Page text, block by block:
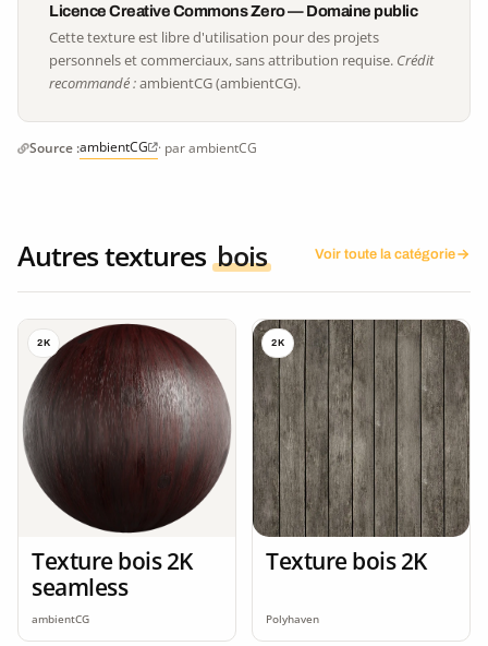
Licence Creative Commons Zero — Domaine public
Cette texture est libre d'utilisation pour des projets
personnels et commerciaux, sans attribution requise. Crédit
recommandé :ambientCG (ambientCG).
Source :ambientCG · par ambientCG
Autres textures bois Voir toute la catégorie
2K
Texture bois 2K
seamless
ambientCG
2K
Texture bois 2K
Polyhaven